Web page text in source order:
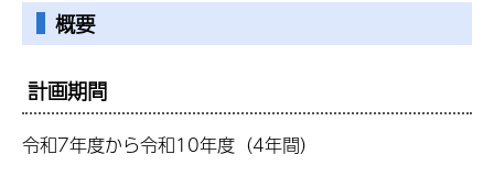
概要
計画期間
令和7年度から令和10年度（4年間）